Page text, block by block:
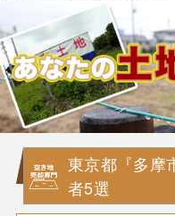
東京都『多摩
者5選